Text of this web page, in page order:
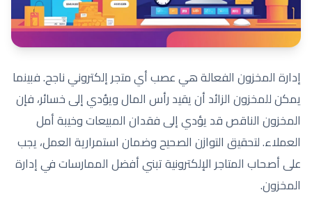
إدارة المخزون الفعالة هي عصب أي متجر إلكتروني ناجح. فبينما
يمكن للمخزون الزائد أن يقيد رأس المال ويؤدي إلى خسائر، فإن
المخزون الناقص قد يؤدي إلى فقدان المبيعات وخيبة أمل
العملاء. لتحقيق التوازن الصحيح وضمان استمرارية العمل، يجب
على أصحاب المتاجر الإلكترونية تبني أفضل الممارسات في إدارة
المخزون.